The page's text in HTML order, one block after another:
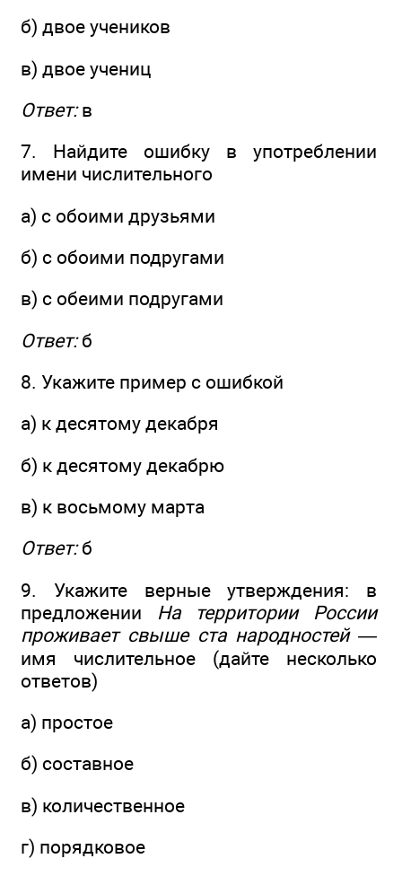
б) двое учеников
в) двое учениц
Ответ:в
7. Найдите ошибку в употреблении
имени числительного
а) с обоими друзьями
б) с обоими подругами
в) с обеими подругами
Ответ:б
8. Укажите пример с ошибкой
а) к десятому декабря
б) к десятому декабрю
в) к восьмому марта
Ответ:б
9. Укажите верные утверждения: в
предложении На территории России
проживает свыше ста народностей —
имя числительное (дайте несколько
ответов)
а) простое
б) составное
в) количественное
г) порядковое